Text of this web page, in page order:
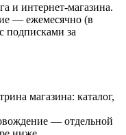
и интернет-магазина.
— ежемесячно (в
подписками за
магазина: каталог,
— отдельной